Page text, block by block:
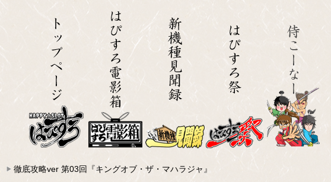
徹底攻略ver 第03回『キングオブ・ザ・マハラジャ』